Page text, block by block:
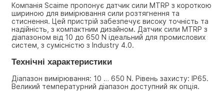
Компанія Scaime пропонує датчик сили MTRP з короткою
шириною для вимірювання сили розтягнення та
стиснення. Цей пристрій забезпечує високу точність та
надійність, з компактним дизайном. Датчик сили MTRP з
діапазоном від 10 до 650 N ідеальний для промислових
систем, з сумісністю з Industry 4.0.
Технічні характеристики
Діапазон вимірювання: 10 … 650 N. Рівень захисту: IP65.
Великий температурний діапазон доступний як опція.